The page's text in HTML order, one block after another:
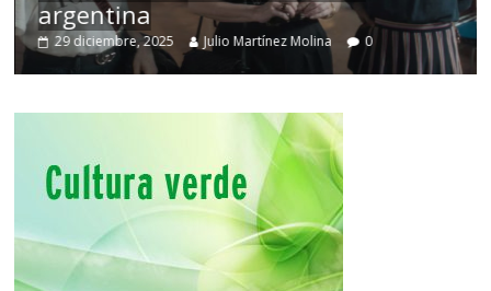
argentina
29 diciembre, 2025 Julio Martínez Molina 0